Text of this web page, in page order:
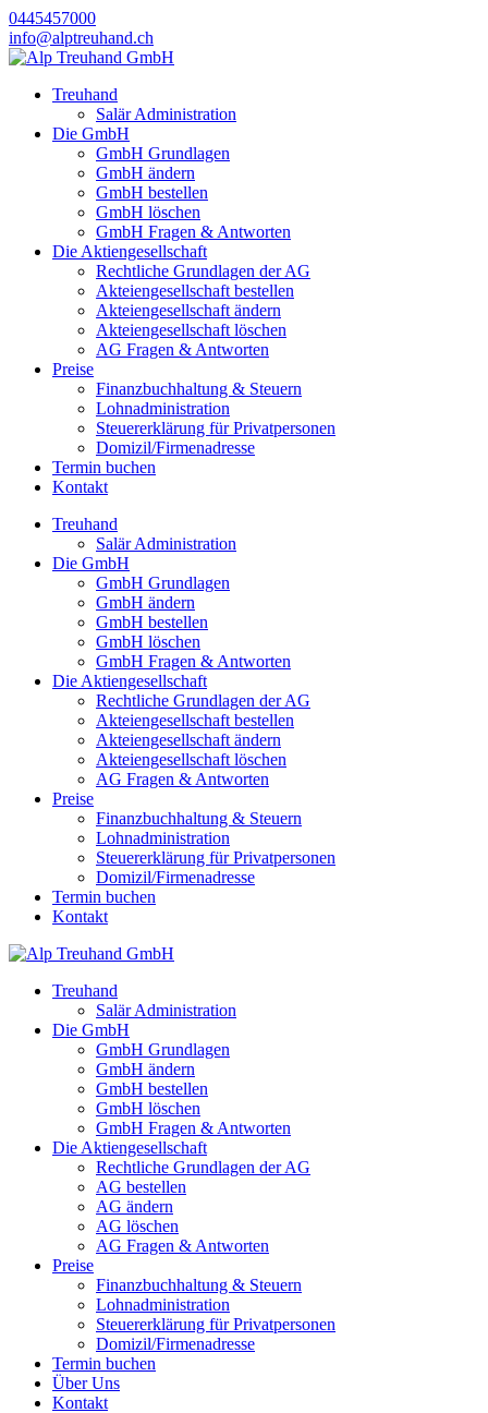
0445457000
info@alptreuhand.ch
Treuhand
Salär Administration
Die GmbH
GmbH Grundlagen
GmbH ändern
GmbH bestellen
GmbH löschen
GmbH Fragen & Antworten
Die Aktiengesellschaft
Rechtliche Grundlagen der AG
Akteiengesellschaft bestellen
Akteiengesellschaft ändern
Akteiengesellschaft löschen
AG Fragen & Antworten
Preise
Finanzbuchhaltung & Steuern
Lohnadministration
Steuererklärung für Privatpersonen
Domizil/Firmenadresse
Termin buchen
Kontakt
Treuhand
Salär Administration
Die GmbH
GmbH Grundlagen
GmbH ändern
GmbH bestellen
GmbH löschen
GmbH Fragen & Antworten
Die Aktiengesellschaft
Rechtliche Grundlagen der AG
Akteiengesellschaft bestellen
Akteiengesellschaft ändern
Akteiengesellschaft löschen
AG Fragen & Antworten
Preise
Finanzbuchhaltung & Steuern
Lohnadministration
Steuererklärung für Privatpersonen
Domizil/Firmenadresse
Termin buchen
Kontakt
Treuhand
Salär Administration
Die GmbH
GmbH Grundlagen
GmbH ändern
GmbH bestellen
GmbH löschen
GmbH Fragen & Antworten
Die Aktiengesellschaft
Rechtliche Grundlagen der AG
AG bestellen
AG ändern
AG löschen
AG Fragen & Antworten
Preise
Finanzbuchhaltung & Steuern
Lohnadministration
Steuererklärung für Privatpersonen
Domizil/Firmenadresse
Termin buchen
Über Uns
Kontakt